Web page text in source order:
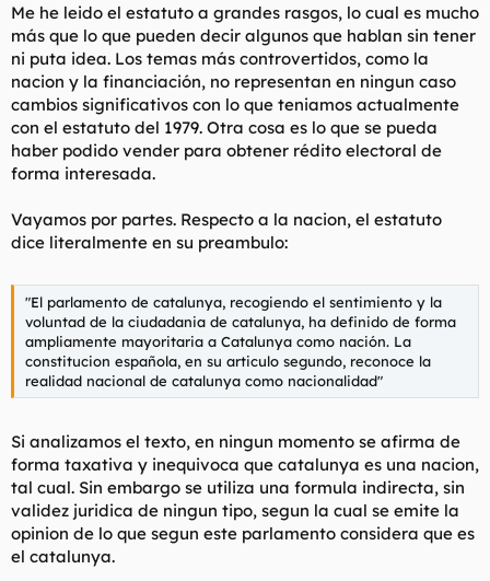
t
e
a
o
Me he leido el estatuto a grandes rasgos, lo cual es mucho
más que lo que pueden decir algunos que hablan sin tener
ni puta idea. Los temas más controvertidos, como la
nacion y la financiación, no representan en ningun caso
cambios significativos con lo que teniamos actualmente
con el estatuto del 1979. Otra cosa es lo que se pueda
haber podido vender para obtener rédito electoral de
forma interesada.
Vayamos por partes. Respecto a la nacion, el estatuto
dice literalmente en su preambulo:
"El parlamento de catalunya, recogiendo el sentimiento y la
voluntad de la ciudadania de catalunya, ha definido de forma
ampliamente mayoritaria a Catalunya como nación. La
constitucion española, en su articulo segundo, reconoce la
realidad nacional de catalunya como nacionalidad"
Si analizamos el texto, en ningun momento se afirma de
forma taxativa y inequivoca que catalunya es una nacion,
tal cual. Sin embargo se utiliza una formula indirecta, sin
validez juridica de ningun tipo, segun la cual se emite la
opinion de lo que segun este parlamento considera que es
el catalunya.